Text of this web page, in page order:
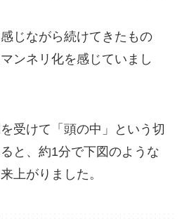
じながら続けてきたもの
ンネリ化を感じていまし
受けて「頭の中」という切
と、約1分で下図のような
上がりました。